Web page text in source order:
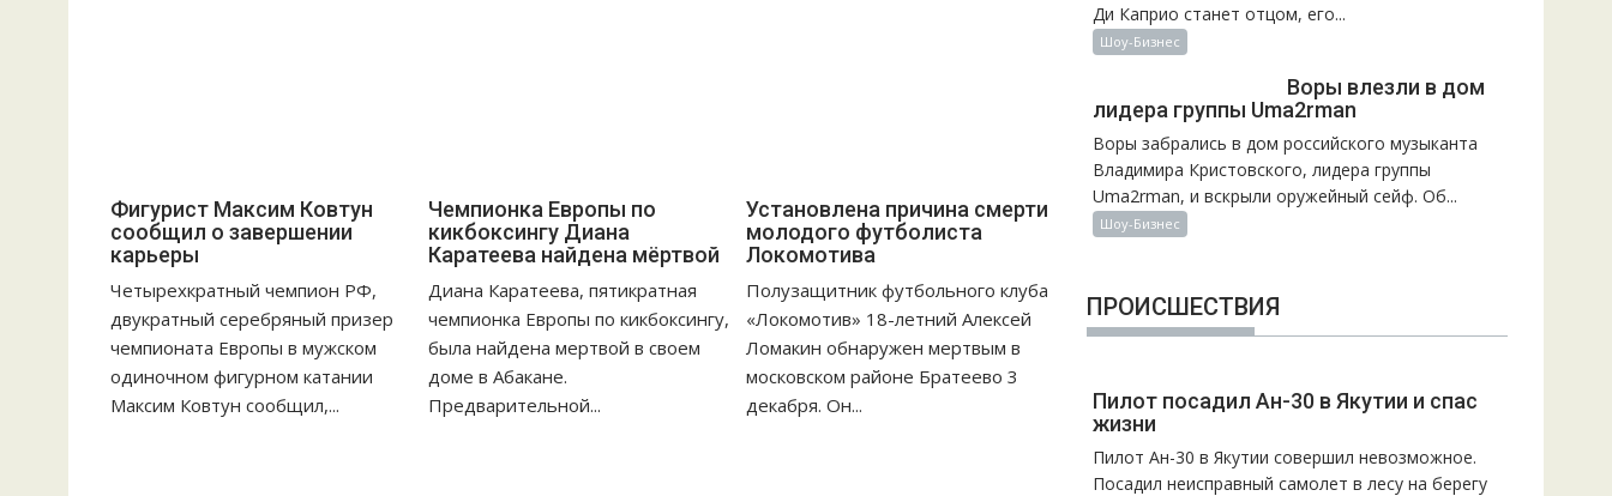
Фигурист Максим Ковтун
сообщил о завершении
карьеры
Четырехкратный чемпион РФ,
двукратный серебряный призер
чемпионата Европы в мужском
одиночном фигурном катании
Максим Ковтун сообщил,...
Чемпионка Европы по
кикбоксингу Диана
Каратеева найдена мёртвой
Диана Каратеева, пятикратная
чемпионка Европы по кикбоксингу,
была найдена мертвой в своем
доме в Абакане.
Предварительной...
Установлена причина смерти
молодого футболиста
Локомотива
Полузащитник футбольного клуба
«Локомотив» 18-летний Алексей
Ломакин обнаружен мертвым в
московском районе Братеево 3
декабря. Он...
Ди Каприо станет отцом, его...
Шоу-Бизнес
Воры влезли в дом
лидера группы Uma2rman
Воры забрались в дом российского музыканта
Владимира Кристовского, лидера группы
Uma2rman, и вскрыли оружейный сейф. Об...
Шоу-Бизнес
ПРОИСШЕСТВИЯ
Пилот посадил Ан-30 в Якутии и спас
жизни
Пилот Ан-30 в Якутии совершил невозможное.
Посадил неисправный самолет в лесу на берегу